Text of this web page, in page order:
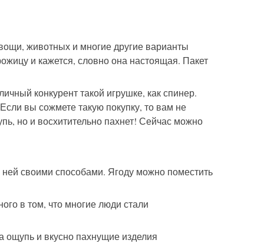
животных и многие другие варианты
и кажется, словно она настоящая. Пакет
конкурент такой игрушке, как спинер.
вы сожмете такую покупку, то вам не
но и восхитительно пахнет! Сейчас можно
ней своими способами. Ягоду можно поместить
в том, что многие люди стали
ощупь и вкусно пахнущие изделия